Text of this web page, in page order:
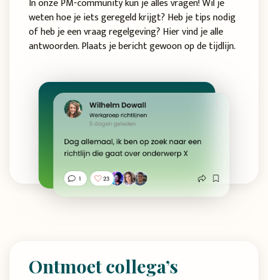
In onze PM-community kun je alles vragen! Wil je
weten hoe je iets geregeld krijgt? Heb je tips nodig
of heb je een vraag regelgeving? Hier vind je alle
antwoorden. Plaats je bericht gewoon op de tijdlijn.
Ontmoet collega’s